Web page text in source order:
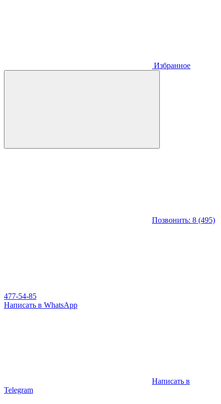
Избранное
Позвонить: 8 (495)
477-54-85
Написать в WhatsApp
Написать в
Telegram